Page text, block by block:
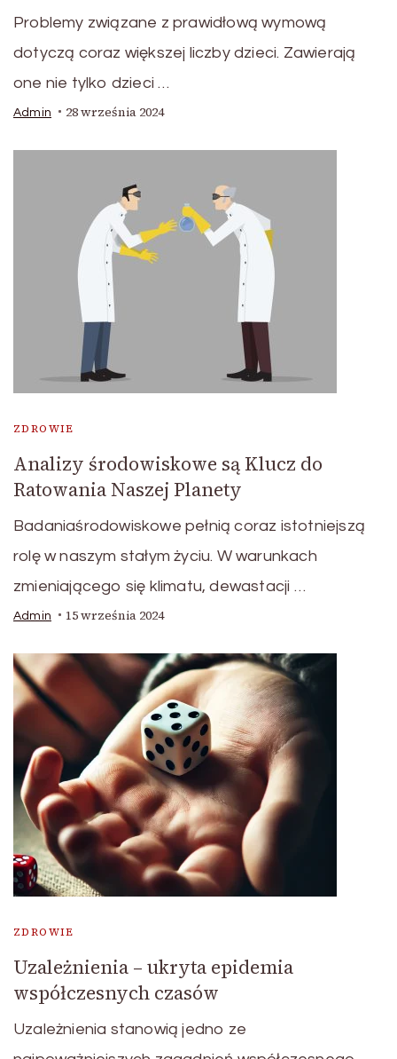
Problemy związane z prawidłową wymową
dotyczą coraz większej liczby dzieci. Zawierają
one nie tylko dzieci …
Admin 28 września 2024
ZDROWIE
Analizy środowiskowe są Klucz do
Ratowania Naszej Planety
Badaniaśrodowiskowe pełnią coraz istotniejszą
rolę w naszym stałym życiu. W warunkach
zmieniającego się klimatu, dewastacji …
Admin 15 września 2024
ZDROWIE
Uzależnienia – ukryta epidemia
współczesnych czasów
Uzależnienia stanowią jedno ze